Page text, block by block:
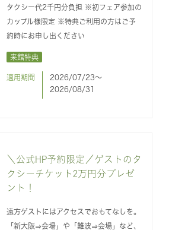
タクシー代2千円分負担 ※初フェア参加の
カップル様限定 ※特典ご利用の方はご予
約時にお申し出ください
来館特典
適用期間
2026/07/23〜
2026/08/31
＼公式HP予約限定／ゲストのタ
クシーチケット2万円分プレゼ
ント！
遠方ゲストにはアクセスでおもてなしを。
「新大阪⇒会場」や「難波⇒会場」など、